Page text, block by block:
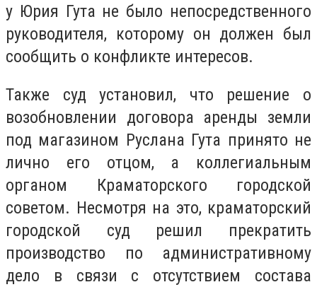
у Юрия Гута не было непосредственного
руководителя, которому он должен был
сообщить о конфликте интересов.
Также суд установил, что решение о
возобновлении договора аренды земли
под магазином Руслана Гута принято не
лично его отцом, а коллегиальным
органом Краматорского городской
советом. Несмотря на это, краматорский
городской суд решил прекратить
производство по административному
дело в связи с отсутствием состава